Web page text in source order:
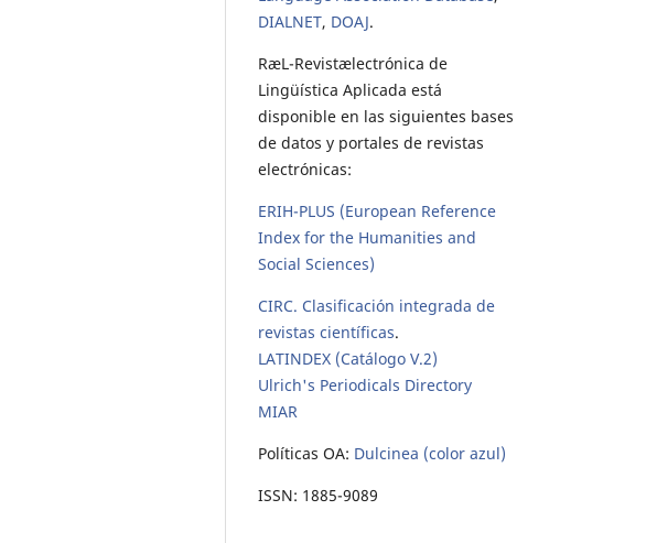
DIALNET, DOAJ.
RæL-Revistælectrónica de
Lingüística Aplicada está
disponible en las siguientes bases
de datos y portales de revistas
electrónicas:
ERIH-PLUS (European Reference
Index for the Humanities and
Social Sciences)
CIRC. Clasificación integrada de
revistas científicas.
LATINDEX (Catálogo V.2)
Ulrich's Periodicals Directory
MIAR
Políticas OA: Dulcinea (color azul)
ISSN: 1885-9089